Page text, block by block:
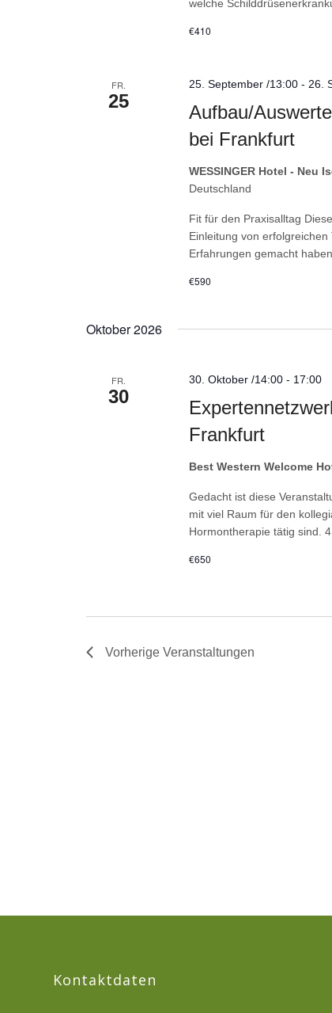
welche
€410
FR.
25
Aufbau/
bei Frankfurt
25. September /13:00 - 26.
WESSINGER Hotel - Neu
Deutschland
Fit für den Praxisalltag
Einleitung von
Erfahrungen gemacht
€590
Oktober 2026
FR.
30
Frankfurt
30. Oktober /14:00 - 17:00
Best Western Welcome
Gedacht ist diese
mit viel Raum für den
Hormontherapie tätig sind.
€650
Vorherige Veranstaltungen
Kontaktdaten